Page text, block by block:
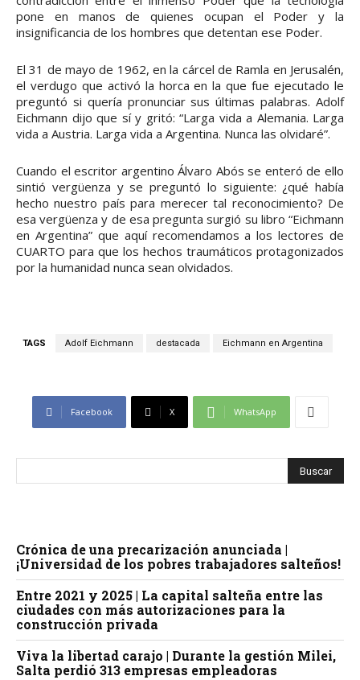
pone en manos de quienes ocupan el Poder y la
insignificancia de los hombres que detentan ese Poder.
El 31 de mayo de 1962, en la cárcel de Ramla en Jerusalén,
el verdugo que activó la horca en la que fue ejecutado le
preguntó si quería pronunciar sus últimas palabras. Adolf
Eichmann dijo que sí y gritó: “Larga vida a Alemania. Larga
vida a Austria. Larga vida a Argentina. Nunca las olvidaré”.
Cuando el escritor argentino Álvaro Abós se enteró de ello
sintió vergüenza y se preguntó lo siguiente: ¿qué había
hecho nuestro país para merecer tal reconocimiento? De
esa vergüenza y de esa pregunta surgió su libro “Eichmann
en Argentina” que aquí recomendamos a los lectores de
CUARTO para que los hechos traumáticos protagonizados
por la humanidad nunca sean olvidados.
TAGS Adolf Eichmann destacada Eichmann en Argentina
Facebook X WhatsApp
Crónica de una precarización anunciada |
¡Universidad de los pobres trabajadores salteños!
Entre 2021 y 2025 | La capital salteña entre las
ciudades con más autorizaciones para la
construcción privada
Viva la libertad carajo | Durante la gestión Milei,
Salta perdió 313 empresas empleadoras